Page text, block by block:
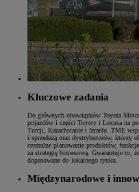
Kluczowe zadania
Do głównych obowiązków Toyota
pojazdów i części Toyoty i Lexusa na
Turcji, Kazachstanie i Izraelu. TME
i sprzedażą oraz dystrybutorów, którzy
centralne planowanie produktów,
za strategię biznesową. Gwarantuje to,
dopasowane do lokalnego rynku.
Międzynarodowe i